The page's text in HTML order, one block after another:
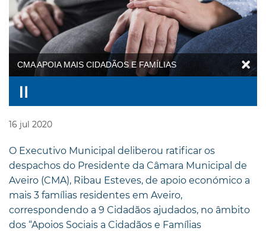
CMA APOIA MAIS CIDADÃOS E FAMÍLIAS
16 jul 2020
O Executivo Municipal deliberou ratificar os
despachos do Presidente da Câmara Municipal de
Aveiro (CMA), Ribau Esteves, de apoio económico a
mais 3 famílias residentes em Aveiro,
correspondendo a 9 Cidadãos ajudados, no âmbito
dos “Apoios Sociais a Cidadãos e Famílias